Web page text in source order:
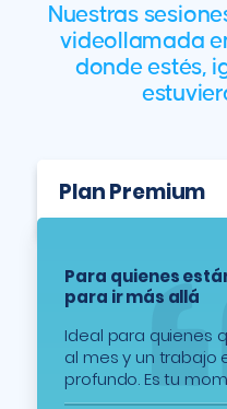
Nuestras
videollamada
donde estés,
Plan Premium
Para quienes
para ir más allá
Ideal para quienes
al mes y un trabajo
profundo. Es tu